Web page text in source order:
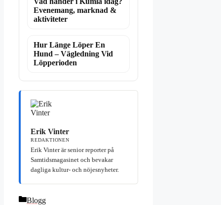
Evenemang, marknad &
aktiviteter
Hur Länge Löper En
Hund – Vägledning Vid
Löpperioden
Erik Vinter
REDAKTIONEN
Erik Vinter är senior reporter på
Samtidsmagasinet och bevakar
dagliga kultur- och nöjesnyheter.
Kategorier
Blogg